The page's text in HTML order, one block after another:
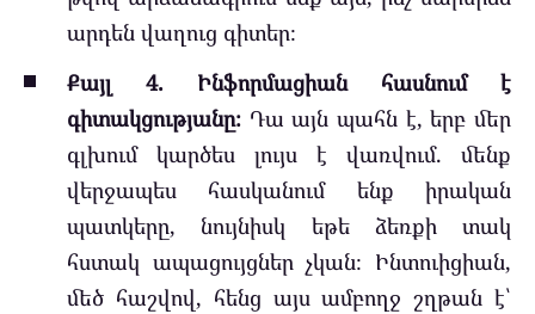
արդեն վաղուց գիտեր։
Քայլ 4. Ինֆորմացիան հասնում է
գիտակցությանը։ Դա այն պահն է, երբ մեր
գլխում կարծես լույս է վառվում. մենք
վերջապես հասկանում ենք իրական
պատկերը, նույնիսկ եթե ձեռքի տակ
հստակ ապացույցներ չկան։ Ինտուիցիան,
մեծ հաշվով, հենց այս ամբողջ շղթան է՝